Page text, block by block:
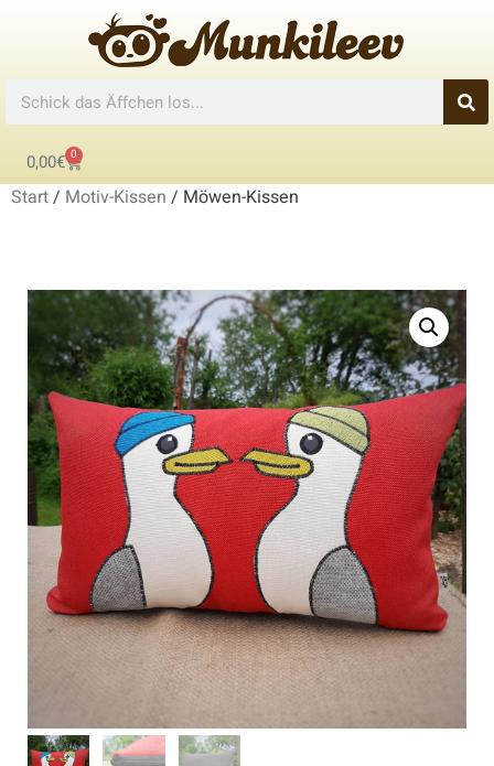
0,00€ 0
Start/ Motiv-Kissen / Möwen-Kissen